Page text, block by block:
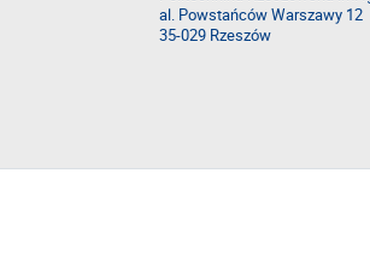
al. Powstańców Warszawy 12
35-029 Rzeszów